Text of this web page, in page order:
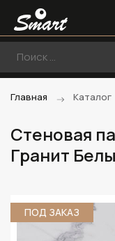
Главная Каталог
Стеновая
Гранит
ПОД ЗАКАЗ